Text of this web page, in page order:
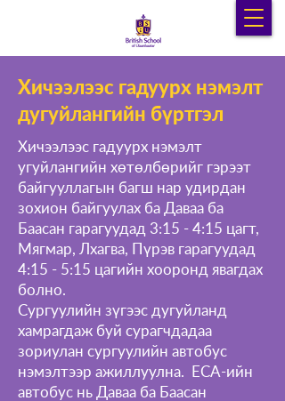
Хичээлээс гадуурх нэмэлт
дугуйлангийн бүртгэл
Хичээлээс гадуурх нэмэлт
угуйлангийн хөтөлбөрийг гэрээт
байгууллагын багш нар удирдан
зохион байгуулах ба Даваа ба
Баасан гарагуудад 3:15 - 4:15 цагт,
Мягмар, Лхагва, Пүрэв гарагуудад
4:15 - 5:15 цагийн хооронд явагдах
болно.
Сургуулийн зүгээс дугуйланд
хамрагдаж буй сурагчдадаа
зориулан сургуулийн автобус
нэмэлтээр ажиллуулна. ECA-ийн
автобус нь Даваа ба Баасан